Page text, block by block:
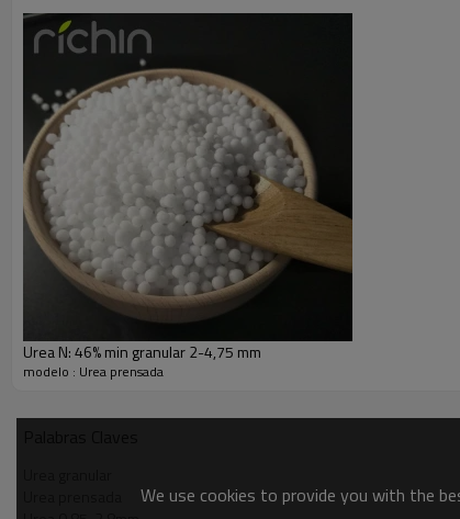
Urea granular N: 46% min 2-4,75 mm / Urea prilled
Urea N: 46% min granular 2-4,75 mm
modelo : Urea prensada
We use cookies to provide you with the